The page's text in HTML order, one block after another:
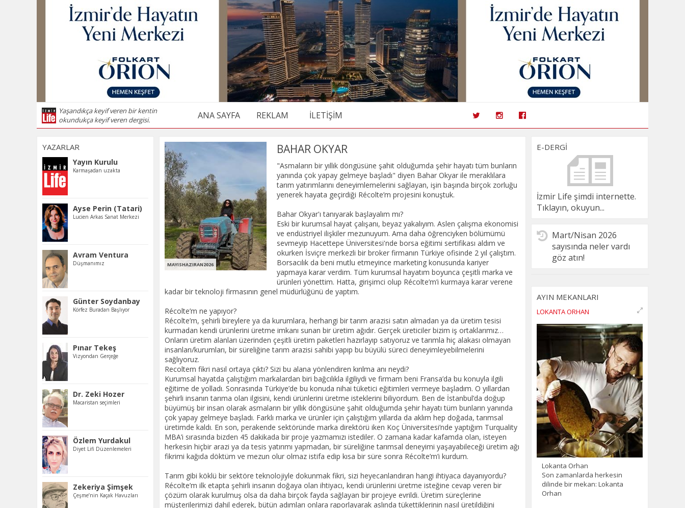
Yaşandıkça keyif veren bir kentin
okundukça keyif veren dergisi.
ANA SAYFA REKLAM İLETİŞİM
YAZARLAR
Yayın Kurulu
Karmaşadan uzakta
Ayse Perin (Tatari)
Lucien Arkas Sanat Merkezi
Avram Ventura
Düşmanımız
Günter Soydanbay
Körfez Buradan Başlıyor
Pınar Tekeş
Vizyondan Gerçeğe
Dr. Zeki Hozer
Macaristan seçimleri
Özlem Yurdakul
Diyet Lifi Düzenlemeleri
Zekeriya Şimşek
Çeşme’nin Kaçak Havuzları
MAYISHAZIRAN2026
BAHAR OKYAR
"Asmaların bir yıllık döngüsüne şahit olduğumda şehir hayatı tüm bunların yanında çok yapay gelmeye başladı" diyen Bahar Okyar ile meraklılara tarım yatırımlarını deneyimlemelerini sağlayan, işin başında birçok zorluğu yenerek hayata geçirdiği Récolte’m projesini konuştuk. Bahar Okyar'ı tanıyarak başlayalım mı? Eski bir kurumsal hayat çalışanı, beyaz yakalıyım. Aslen çalışma ekonomisi ve endüstriyel ilişkiler mezunuyum. Ama daha öğrenciyken bölümümü sevmeyip Hacettepe Üniversitesi'nde borsa eğitimi sertifikası aldım ve okurken İsviçre merkezli bir broker firmanın Türkiye ofisinde 2 yıl çalıştım. Borsacılık da beni mutlu etmeyince marketing konusunda kariyer yapmaya karar verdim. Tüm kurumsal hayatım boyunca çeşitli marka ve ürünleri yönettim. Hatta, girişimci olup Récolte’m’i kurmaya karar verene kadar bir teknoloji firmasının genel müdürlüğünü de yaptım. Récolte’m ne yapıyor? Récolte’m, şehirli bireylere ya da kurumlara, herhangi bir tarım arazisi satın almadan ya da üretim tesisi kurmadan kendi ürünlerini üretme imkanı sunan bir üretim ağıdır. Gerçek üreticiler bizim iş ortaklarımız… Onların üretim alanları üzerinden çeşitli üretim paketleri hazırlayıp satıyoruz ve tarımla hiç alakası olmayan insanları/kurumları, bir süreliğine tarım arazisi sahibi yapıp bu büyülü süreci deneyimleyebilmelerini sağlıyoruz. Recoltem fikri nasıl ortaya çıktı? Sizi bu alana yönlendiren kırılma anı neydi? Kurumsal hayatda çalıştığım markalardan biri bağcılıkla ilgiliydi ve firmam beni Fransa’da bu konuyla ilgili eğitime de yolladı. Sonrasında Türkiye’de bu konuda nihai tüketici eğitimleri vermeye başladım. O yıllardan şehirli insanın tarıma olan ilgisini, kendi ürünlerini üretme isteklerini biliyordum. Ben de İstanbul’da doğup büyümüş bir insan olarak asmaların bir yıllık döngüsüne şahit olduğumda şehir hayatı tüm bunların yanında çok yapay gelmeye başladı. Farklı marka ve ürünler için çalıştığım yıllarda da aklım hep doğada, tarımsal üretimde kaldı. En son, perakende sektöründe marka direktörü iken Koç Üniversitesi’nde yaptığım Turquality MBA’i sırasında bizden 45 dakikada bir proje yazmamızı istediler. O zamana kadar kafamda olan, isteyen herkesin hiçbir arazi ya da tesis yatırımı yapmadan, bir süreliğine tarımsal deneyimi yaşayabileceği üretim ağı fikrimi kağıda döktüm ve mezun olur olmaz istifa edip kısa bir süre sonra Récolte’m’i kurdum. Tarım gibi köklü bir sektöre teknolojiyle dokunmak fikri, sizi heyecanlandıran hangi ihtiyaca dayanıyordu? Récolte’m ilk etapta şehirli insanın doğaya olan ihtiyacı, kendi ürünlerini üretme isteğine cevap veren bir çözüm olarak kurulmuş olsa da daha birçok fayda sağlayan bir projeye evrildi. Üretim süreçlerine müşterilerimizi dahil ederek, bütün adımları onlara raporlayarak aslında tükettiklerinin nasıl üretildiğini öğrendikleri bir platform sunduk. Bu hem tükettikleri ürüne güveni sağladı ama aynı zamanda üretimin ne kadar zor olduğuna tanıklık ettikleri için büyük bir farkındalık yarattı. Sonuçta çok daha bilinçli tüketiciler haline geldiler. Gelecekte bu tarz bir üretim yapmak isteyen kişilere sunduğumuz deneyim, bir test sürüşü oldu. Böyle bir yatırım yapmaya uygun olup olmayacaklarını, daha yatırımı yapmadan anlayabilmelerini sağlıyoruz. Çünkü tarım dışardan göründüğü kadar romantik ve uzaktan yönetilecek bir iş modeli değil. Bunu, yatırımı yapmadan anlamak büyük bir lüks. Tüm süreç, üreticiyi çiftçiyi destekleyen, finanse eden bir metodoloji üzerine kurulu. Sahiplendirdiğimiz tarım arazileri, ağaçlar, çalılar, kovanlar sayesinde üretici daha sürecin başında, üretmeden satış sağlayarak tüm üretimi finanse etmiş oluyor. Üstelik ürün harici gelir kalemi de yaratıyoruz. Üreticinin sahip olduğu know how’ı; Récolte’m müşterilerine deneyim eğitimi olarak sunmasını, hasat work shop’ları yapmasını sağlayarak daha fazla kazanç elde etmesini sağlıyoruz. Yıllar içinde üretim yaptıkça şunu gördük ki sahiplendirdiğimiz arazilere müşterilerimizin adının yer aldığı tabelalar koymamız en büyük motivasyon olmuş. Benim zeytinliğim, benim yaban mersini ağacım, benim kovanım, benim çay tarlam ve bunlarda ürünlerim demek, bu özel etiketli ürünleri çevrelerine hediye etmek büyük mutluluk yaratıyor. Başladığınızda en büyük zorluk neydi? Birçok zorlukla karşılaştım. Ama en önemli iki zorluktan biri ne iş yaptığımı-yapacağımı anlatmak oldu. Olmayan, yeni bir sistemi hayata geçirmek çok zor. Uzun yıllar çok yakınlarım bile hala nasıl bir model kurduğumu anlayamamışlardı. Mavi okyanus projeleri her zaman büyük bir avantaja sahip olsalar da yeniliklerini anlatmak güç. Çok uzun zaman izaha muhtaç bir iş modeli oldu. İş modelimi kısa bir sürede yurtdışına açmak niyetinde olduğum için ilk şirket kuruluşumu Amerika’da yaptım. Ama bir Amerikan şirketi olarak sahip olduğum evraklarla Türkiye’de banka hesabı bile açamadım. Bu konuda startup ekosisteminden de hiçbir yardım alamadım. İlgili mentör ve danışmanlardan bazılarından son derece duyarsız cevaplar aldım. Uzun uğraşlar sonucu bu problemi de kendi imkanlarımla çözdüm. Maalesef ülkemizde sadece startup ekosisteminde değil tüm iş hayatında benzer egoların çokça varlığını görüyoruz. Ben kendi adıma, sahip olduğum deneyim ve bilgi çerçevesinde yardımcı olabileceğim herkese rehber olmaya çalışıyorum. Tarım, teknoloji ve dönüşüm... Récolte’m bugün hangi problemi çözmeye odaklanıyor? Tarımı, sahip olduğumuz teknolojik imkanlar ile farklı bir kitleye açıp zorluklarının, öneminin daha iyi anlaşılmasını sağlayan bir modeliz. Bu önemli bir dönüşümü de sağlıyor. Türkiye’de tarımın en büyük yapısal sorunlarını nasıl tanımlarsınız? 2-3 kuşak öncemizde kırsaldaki zorluklar nedeniyle kentlere büyük bir göç gerçekleşmiş. Şehir hayatının sunduğu kolaylıklar, iş ve kazanç fırsatları büyük bir cazibe yaratmış. Yakın bir tarihe kadar da bu algı gerçekliğini sürdürmüş. Bu göçler nedeniyle tarımla uğraşanların yaş ortalaması oldukça yüksek. Oysa üretimde genç nüfusa ihtiyaç var. Günümüz koşullarında şehir hayatı insanlara eskisi gibi mutluluk da vermiyor. Yaşattığı kolaylıklar, verdiği sıkıntıların yanında cazibesini kaybetmiş durumda. Doğaya, doğal hayata duyulan özlemle bu bıkkınlığın birleşimi sonucu kırsala, tersine göçe niyetli çok ciddi bir kitle var ama nasıl yapacağını, nereden başlayacağını bilmiyor. Bunun çözüldüğü bir ortamda kırsal canlanıp, tarımsal üretim zenginleşecek, şehirler rahatlayacak ve doğal bir dengelenme yaşanacak. Büyük bir devlet politikası gerektiren bu tabloda Récolte’m, kendi çerçevesinde bir rehber misyonu üstlenmiş durumda. Dijitalleşme ve veri, çiftçinin hayatını gerçekten nasıl değiştiriyor? Récolte’m, üretim süreçlerinde düzenli olarak fotoğraflı teknik raporların müşterilere ulaşmasını sağlıyor. Bu alt yapı ile üretici belli bir periyotta; yaşanan hava koşulları ve bunların rekolteye etkileri, varsa bitkideki fenolojik değişimler, varsa yapılan uygulamalar ve bunların rekolteye etkilerini sisteme yüklüyor. Bu dijital hafıza sadece müşteriyi bilgilendirmekle kalmıyor, elinde düzenli tuttuğu bir data haline geliyor. Yedi yıldır üretim yaptığımız bir üretici, bu nisan ayı ile 6 yıl önceki nisan ayını karşılaştırabiliyor. Benzer durumlarla nasıl başa çıkabildiğini, sonuçlarını görebiliyor. Belki aynı şekilde müdahale etmiyor ve daha farklı bir müdahale ile daha iyi bir sonuç alabiliyor. Dijitalleşme çiftçi için çok önemli olmakla birlikte ülkemizde her çiftçinin kendi imkanları ile bu tip alt yapıları kullanması pek mümkün olmuyor. Récolte’m, çiftçiye ticari kazanç sağlarken artı olarak bu önemli dijital hafızayı da yaratıyor. Dünyada tarım alanında kullanılan mükemmel teknolojik çözümler bulunuyor. Bazı hükümetler bu çözümleri çiftçilere bedelsiz sunarken, bazıları da daha kolay kullanabilmeleri için çeşitli hibe ve destekler sunuyorlar. Bu da o ülkelerde, küresel ısınma ile ortaya çıkan yeni ve zor koşullarla çiftçinin mücadelesinde büyük destek sağlıyor. Sizce “agritech” alanında Türkiye’nin global ölçekte potansiyeli nedir? Geleneksel tarımı verimli ve sürdürülebilir kılmanın artık tek çaresi tarımsal teknolojiler konusunda Türkiye’den çok güzel projeler çıktığını görüyoruz. Silikon vadisinde adı geçen birçok girişimimiz var. Ancak bu teknolojilerin ülkemizde yaygın bir şekilde kullanılamaması talihsiz bir durum. Öncelikle bu teknolojilerin kendi ülkemizde, tarım arazilerimizde kullanılıp ve hatta geliştirilerek global pazara sunulması en güzel tablo olurdu. Bu konuda geçen yıl Récolte’m’e de yatırım yapan, Letven Capital bünyesindeki Türkiye’nin tarım gıda ve teknolojileri konusundaki en büyük Girişim Sermayesi Fonu TARS önemli bir vizyona sahip. Desteklediği çok önemli projelerle Türk tarımında ciddi bir reform gerçekleştirme hedefi bulunuyor. Recoltem’in sürdürülebilir tarım vizyonu nedir? Birincisi, şehirli insana tarımsal deneyim yaşatarak öneminin daha iyi anlaşılmasını sağlamak ve hatta bu konuda çeşitli yatırımlara vesile olmak. İkincisi, üretici ve çiftçiyi destekleyip finanse ederek sürdürülebilirliğini sağlamak. Üçüncüsü, kurumlara verdiğimiz hizmetle ölçeği büyütmek. Şehirli insana yaşattığımız üretim deneyimini aynı şekilde kurumlara da sağlıyoruz. Récolte’m sayesinde çok farklı sektörlerdeki firmalar, tarımsal üretim yapma imkanı buluyorlar. Bu üretim ile: • Alışılagelmişin dışında değişik bir kurumsal hediye üretmiş oluyorlar. • Üretim süreçlerini başarılı personellerine hediye ederek farklı bir incentive projesi gerçekleştirmiş oluyorlar. • Tarıma, çiftçiye destek oldukları bir PR projesi gerçekleştirmiş oluyorlar. • Personellerini, özel müşterilerini ya da paydaşlarını davet ettikleri hasat ile çok farklı bir etkinlik yapmış oluyorlar. • Sahiplendikleri ağaçlar-çalılar ile bir karbon nötr projesi gerçekleştirmiş oluyorlar. Tüm bu çıktılarla büyük ölçekli kurumsal üretimlerle tarıma farklı sektörlerden paydaşlar yaratmak en büyük hedeflerimizden. İklim krizi ve gıda güvenliği bağlamında nasıl bir rol üstleniyorsunuz? Üreticiyi üretmeden finanse eden altyapımızla üretim sürecinde yaşayabileceği zorluklarla daha kolay müc
E-DERGİ
İzmir Life şimdi internette.
Tıklayın, okuyun...
Mart/Nisan 2026
sayısında neler vardı
göz atın!
AYIN MEKANLARI
LOKANTA ORHAN
Lokanta Orhan
Son zamanlarda herkesin
dilinde bir mekan: Lokanta
Orhan